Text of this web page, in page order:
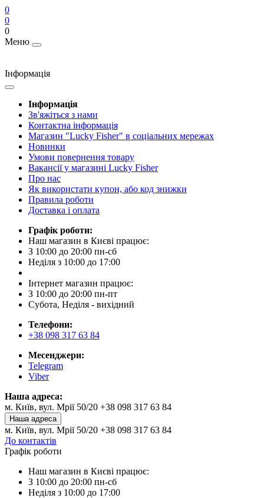
0
0
0
Меню
Інформація
Інформація
Зв'яжіться з нами
Контактна інформація
Магазин "Lucky Fisher" в соціальних мережах
Новинки
Умови повернення товару
Вакансії у магазині Lucky Fisher
Про нас
Як використати купон, або код знижки
Правила роботи
Доставка і оплата
Графік роботи:
Наш магазин в Києві працює:
З 10:00 до 20:00 пн-сб
Неділя з 10:00 до 17:00
Інтернет магазин працює:
З 10:00 до 20:00 пн-пт
Субота, Неділя - вихідний
Телефони:
+38 098 317 63 84
Месенджери:
Telegram
Viber
Наша адреса:
м. Київ, вул. Мрії 50/20 +38 098 317 63 84
Наша адреса
м. Київ, вул. Мрії 50/20 +38 098 317 63 84
До контактів
Графік роботи
Наш магазин в Києві працює:
З 10:00 до 20:00 пн-сб
Неділя з 10:00 до 17:00